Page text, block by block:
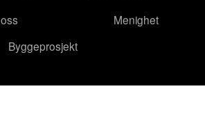
oss
Menighet
Byggeprosjekt